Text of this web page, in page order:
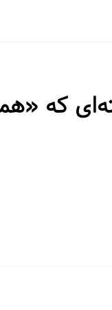
محصول | ۷